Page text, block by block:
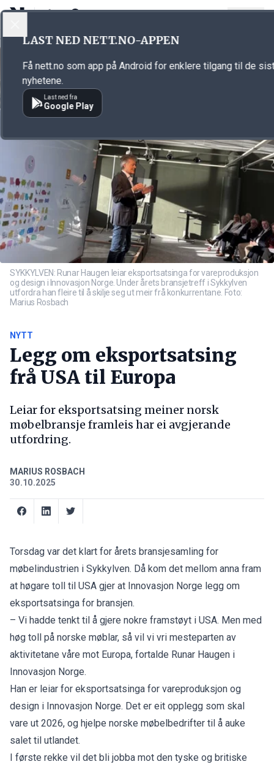
Annonsørinnhold
SYKKYLVEN: Runar Haugen leiar eksportsatsinga for vareproduksjon
og design i Innovasjon Norge. Under årets bransjetreff i Sykkylven
utfordra han fleire til å skilje seg ut meir frå konkurrentane. Foto:
Marius Rosbach
NYTT
Legg om eksportsatsing
frå USA til Europa
Leiar for eksportsatsing meiner norsk
møbelbransje framleis har ei avgjerande
utfordring.
MARIUS ROSBACH
30.10.2025
Torsdag var det klart for årets bransjesamling for
møbelindustrien i Sykkylven. Då kom det mellom anna fram
at høgare toll til USA gjer at Innovasjon Norge legg om
eksportsatsinga for bransjen.
– Vi hadde tenkt til å gjere nokre framstøyt i USA. Men med
høg toll på norske møblar, så vil vi vri mesteparten av
aktivitetane våre mot Europa, fortalde Runar Haugen i
Innovasjon Norge.
Han er leiar for eksportsatsinga for vareproduksjon og
design i Innovasjon Norge. Det er eit opplegg som skal
vare ut 2026, og hjelpe norske møbelbedrifter til å auke
salet til utlandet.
I første rekke vil det bli jobba mot den tyske og britiske
LAST NED NETT.NO-APPEN
Få nett.no som app på Android for enklere tilgang til de
nyhetene.
Last ned fra
Google Play